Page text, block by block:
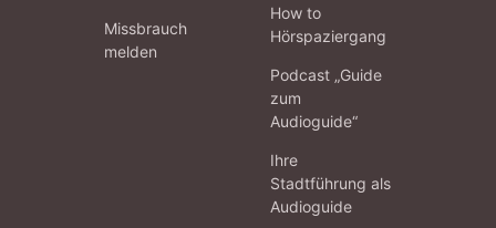
Missbrauch
melden
How to
Hörspaziergang
Podcast „Guide
zum
Audioguide“
Ihre
Stadtführung als
Audioguide